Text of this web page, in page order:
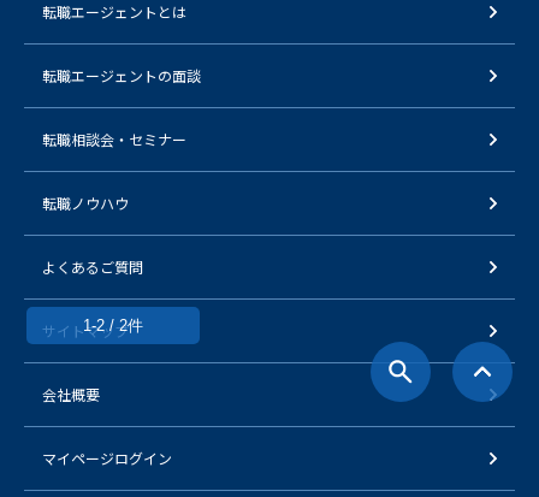
1-2 / 2件
転職エージェントとは
転職エージェントの面談
転職相談会・セミナー
転職ノウハウ
よくあるご質問
サイトマップ
会社概要
マイページログイン